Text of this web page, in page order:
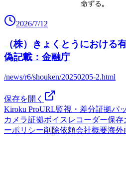
2026/7/12
（株）きょくとうにおける
偽記載：金融庁
/news/r6/shouken/20250205-2.html
保存を開く
Kiroku ProURL監視・差分証拠パ
カメラ証拠ボイスレコーダー保存
ーポリシー削除依頼会社概要海外